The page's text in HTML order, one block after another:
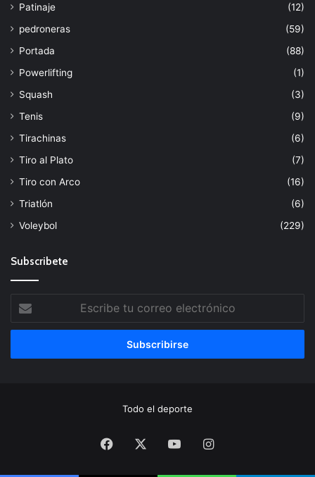
Patinaje
(12)
pedroneras
(59)
Portada
(88)
Powerlifting
(1)
Squash
(3)
Tenis
(9)
Tirachinas
(6)
Tiro al Plato
(7)
Tiro con Arco
(16)
Triatlón
(6)
Voleybol
(229)
Subscribete
tu
correo
Todo el deporte
Facebook YouTubeInstagram